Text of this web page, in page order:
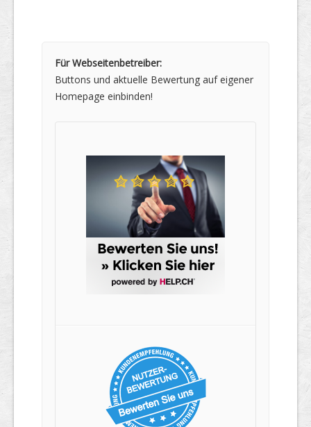
Für Webseitenbetreiber:
Buttons und aktuelle Bewertung auf eigener
Homepage einbinden!